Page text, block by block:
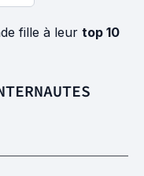
fille à leur top 10